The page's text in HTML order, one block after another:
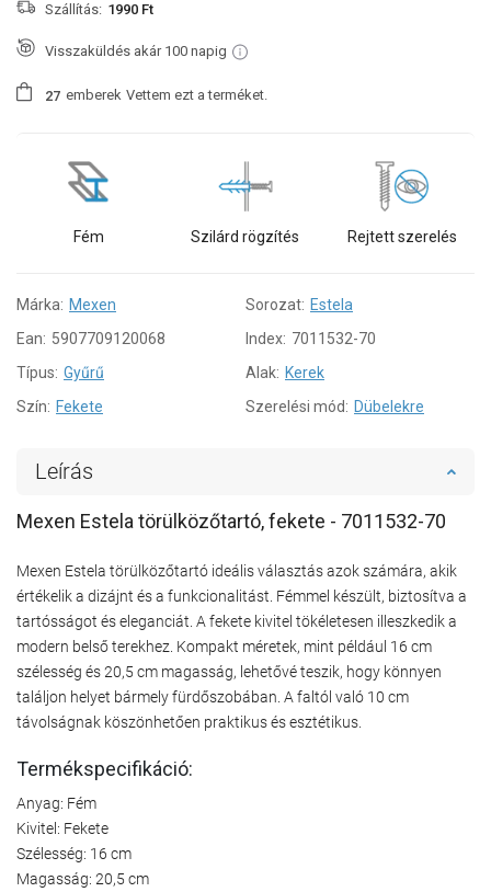
Szállítás: 1990 Ft
Visszaküldés akár 100 napig
27 emberek Vettem ezt a terméket.
Fém Szilárd rögzítés Rejtett szerelés
Márka: Mexen Sorozat: Estela
Ean: 5907709120068 Index: 7011532-70
Típus: Gyűrű Alak: Kerek
Szín: Fekete Szerelési mód: Dübelekre
Leírás
Mexen Estela törülközőtartó, fekete - 7011532-70
Mexen Estela törülközőtartó ideális választás azok számára, akik
értékelik a dizájnt és a funkcionalitást. Fémmel készült, biztosítva a
tartósságot és eleganciát. A fekete kivitel tökéletesen illeszkedik a
modern belső terekhez. Kompakt méretek, mint például 16 cm
szélesség és 20,5 cm magasság, lehetővé teszik, hogy könnyen
találjon helyet bármely fürdőszobában. A faltól való 10 cm
távolságnak köszönhetően praktikus és esztétikus.
Termékspecifikáció:
Anyag: Fém
Kivitel: Fekete
Szélesség: 16 cm
Magasság: 20,5 cm